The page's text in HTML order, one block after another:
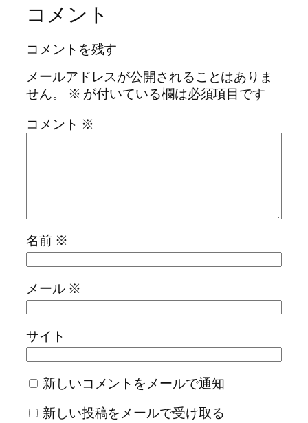
コメント
コメントを残す
メールアドレスが公開されることはありま
せん。
※ が付いている欄は必須項目です
コメント ※
名前 ※
メール ※
サイト
新しいコメントをメールで通知
新しい投稿をメールで受け取る